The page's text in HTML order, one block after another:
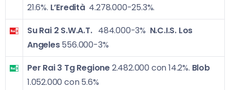
21.6%. L’Eredità 4.278.000-25.3%.
Su Rai 2 S.W.A.T.484.000-3% N.C.I.S. Los
Angeles556.000-3%
Per Rai 3 Tg Regione2.482.000 con 14.2%. Blob
1.052.000 con 5.6%